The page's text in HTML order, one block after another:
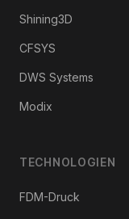
Shining3D
CFSYS
DWS Systems
Modix
TECHNOLOGIEN
FDM-Druck